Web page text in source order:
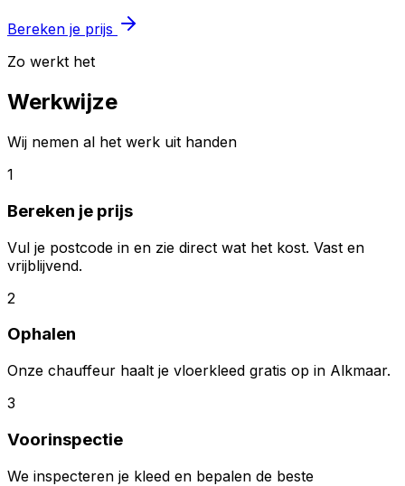
Bereken je prijs
Zo werkt het
Werkwijze
Wij nemen al het werk uit handen
1
Bereken je prijs
Vul je postcode in en zie direct wat het kost. Vast en
vrijblijvend.
2
Ophalen
Onze chauffeur haalt je vloerkleed gratis op in Alkmaar.
3
Voorinspectie
We inspecteren je kleed en bepalen de beste